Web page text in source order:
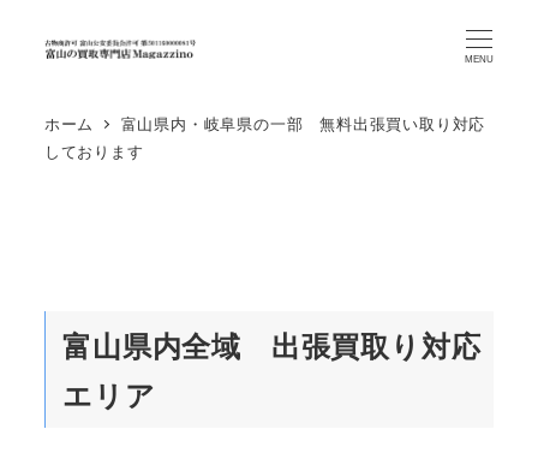
MENU
ホーム
富山県内・岐阜県の一部 無料出張買い取り対応
しております
富山県内全域 出張買取り対応
エリア